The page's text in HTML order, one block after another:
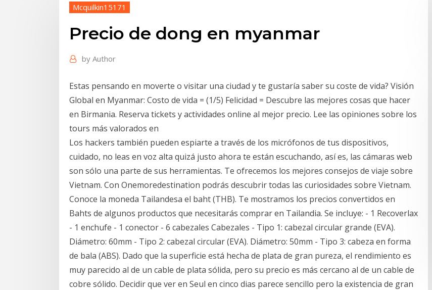
Mcquilkin15171
Precio de dong en myanmar
by Author
Estas pensando en moverte o visitar una ciudad y te gustaría saber su coste de vida? Visión
Global en Myanmar: Costo de vida = (1/5) Felicidad = Descubre las mejores cosas que hacer
en Birmania. Reserva tickets y actividades online al mejor precio. Lee las opiniones sobre los
tours más valorados en
Los hackers también pueden espiarte a través de los micrófonos de tus dispositivos,
cuidado, no leas en voz alta quizá justo ahora te están escuchando, así es, las cámaras web
son sólo una parte de sus herramientas. Te ofrecemos los mejores consejos de viaje sobre
Vietnam. Con Onemoredestination podrás descubrir todas las curiosidades sobre Vietnam.
Conoce la moneda Tailandesa el baht (THB). Te mostramos los precios convertidos en
Bahts de algunos productos que necesitarás comprar en Tailandia. Se incluye: - 1 Recoverlax
- 1 enchufe - 1 conector - 6 cabezales Cabezales - Tipo 1: cabezal circular grande (EVA).
Diámetro: 60mm - Tipo 2: cabezal circular (EVA). Diámetro: 50mm - Tipo 3: cabeza en forma
de bala (ABS). Dado que la superficie está hecha de plata de gran pureza, el rendimiento es
muy parecido al de un cable de plata sólida, pero su precio es más cercano al de un cable de
cobre sólido. Decidir que ver en Seul en cinco dias parece sencillo pero la existencia de gran